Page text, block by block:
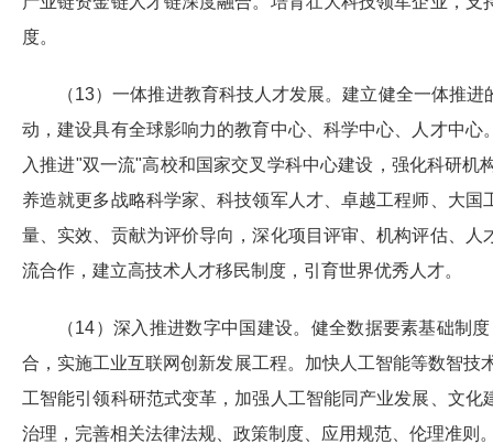
度。
（13）一体推进教育科技人才发展。建立健全一体推
动，建设具有全球影响力的教育中心、科学中心、人才中
入推进"双一流"高校和国家交叉学科中心建设，强化科研
养造就更多战略科学家、科技领军人才、卓越工程师、大
量、实效、贡献为评价导向，深化项目评审、机构评估、
流合作，建立高技术人才移民制度，引育世界优秀人才。
（14）深入推进数字中国建设。健全数据要素基础制
合，实施工业互联网创新发展工程。加快人工智能等数智
工智能引领科研范式变革，加强人工智能同产业发展、文
治理，完善相关法律法规、政策制度、应用规范、伦理准则